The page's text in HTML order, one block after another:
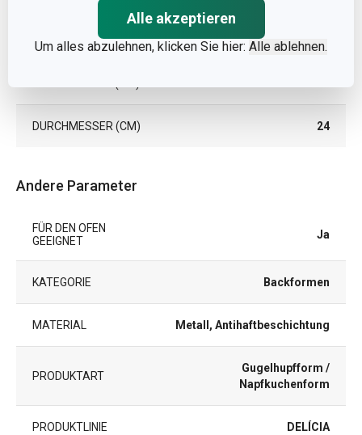
Alle akzeptieren
Um alles abzulehnen, klicken Sie hier: Alle ablehnen.
Abmessungen
DURCHMESSER (CM) 24
Andere Parameter
FÜR DEN OFEN
GEEIGNET
Ja
KATEGORIE Backformen
MATERIAL Metall, Antihaftbeschichtung
PRODUKTART
Gugelhupfform /
Napfkuchenform
PRODUKTLINIE DELÍCIA